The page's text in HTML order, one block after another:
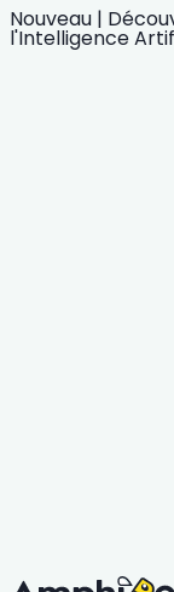
Nouveau |
l'Intelligence